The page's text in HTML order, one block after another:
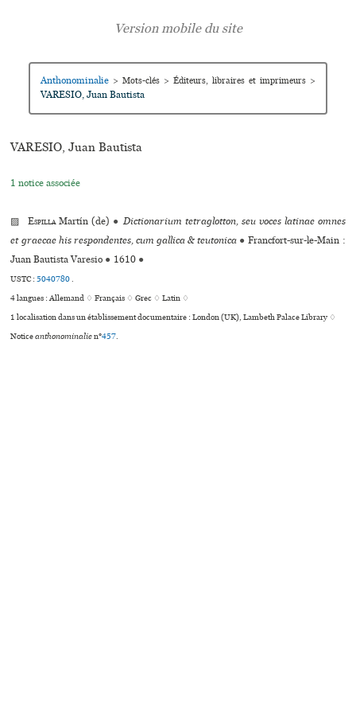
Anthonominalie > Mots-clés > Éditeurs, libraires et imprimeurs >
VARESIO, Juan Bautista
VARESIO, Juan Bautista
1 notice associée
▨EspillaMartín (de) ● Dictionarium tetraglotton, seu voces latinae omnes
et graecae his respondentes, cum gallica & teutonica ● Francfort-sur-le-Main :
Juan Bautista Varesio ● 1610 ●
USTC :5040780.
4 langues :Allemand ♢Français ♢Grec ♢Latin ♢
1 localisation dans un établissement documentaire : London (UK), Lambeth Palace Library ♢
Noticeanthonominalien°457.